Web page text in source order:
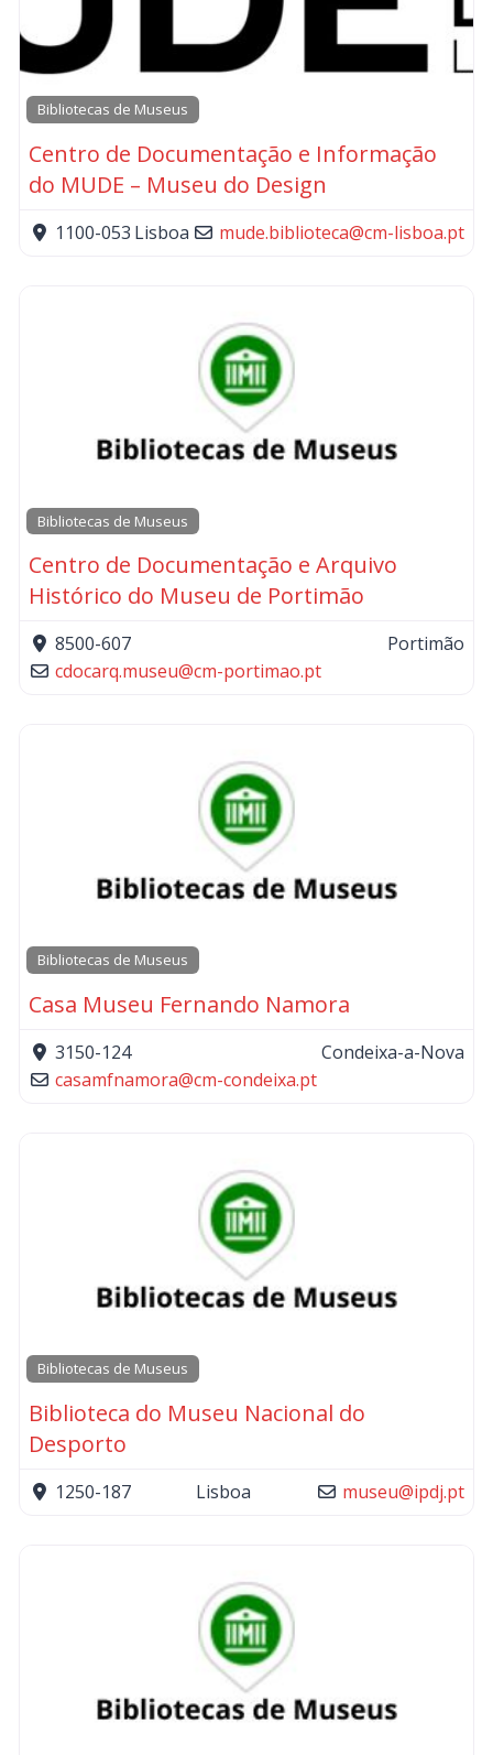
Bibliotecas de Museus
Centro de Documentação e Informação
do MUDE – Museu do Design
1100-053 Lisboa mude.biblioteca@cm-lisboa.pt
Bibliotecas de Museus
Centro de Documentação e Arquivo
Histórico do Museu de Portimão
8500-607
Portimão
cdocarq.museu@cm-portimao.pt
Bibliotecas de Museus
Casa Museu Fernando Namora
3150-124
Condeixa-a-Nova
casamfnamora@cm-condeixa.pt
Bibliotecas de Museus
Biblioteca do Museu Nacional do
Desporto
1250-187 Lisboa museu@ipdj.pt